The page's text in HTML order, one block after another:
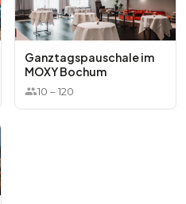
Ganztagspauschale im
MOXY Bochum
10 –120